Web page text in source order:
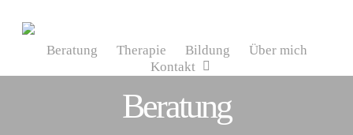
Beratung Therapie Bildung
Über mich
Kontakt
Beratung